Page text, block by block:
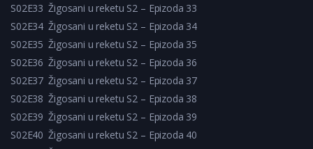
S02E33 Žigosani u reketu S2 – Epizoda 33
S02E34 Žigosani u reketu S2 – Epizoda 34
S02E35 Žigosani u reketu S2 – Epizoda 35
S02E36 Žigosani u reketu S2 – Epizoda 36
S02E37 Žigosani u reketu S2 – Epizoda 37
S02E38 Žigosani u reketu S2 – Epizoda 38
S02E39 Žigosani u reketu S2 – Epizoda 39
S02E40 Žigosani u reketu S2 – Epizoda 40